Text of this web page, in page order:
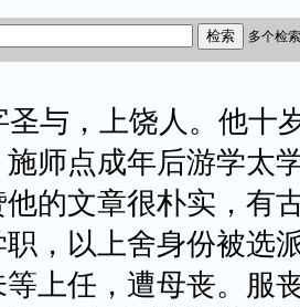
，上饶人。他十
师点成年后游学太
的文章很朴实，有
，以上舍身份被选
上任，遭母丧。服